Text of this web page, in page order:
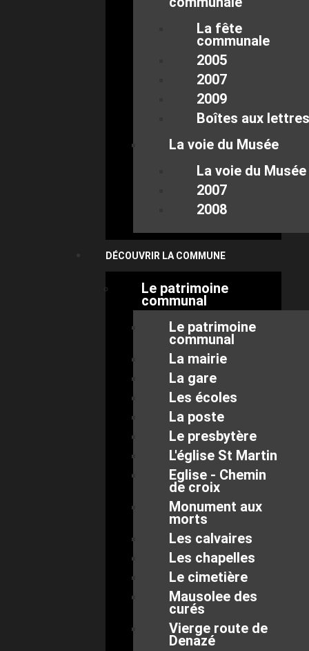
La fête
communale
2005
2007
2009
Boîtes aux lettres
La voie du Musée
La voie du Musée
2007
2008
DÉCOUVRIR LA COMMUNE
Le patrimoine
communal
Le patrimoine
communal
La mairie
La gare
Les écoles
La poste
Le presbytère
L'église St Martin
Eglise - Chemin
de croix
Monument aux
morts
Les calvaires
Les chapelles
Le cimetière
Mausolee des
curés
Vierge route de
Denazé